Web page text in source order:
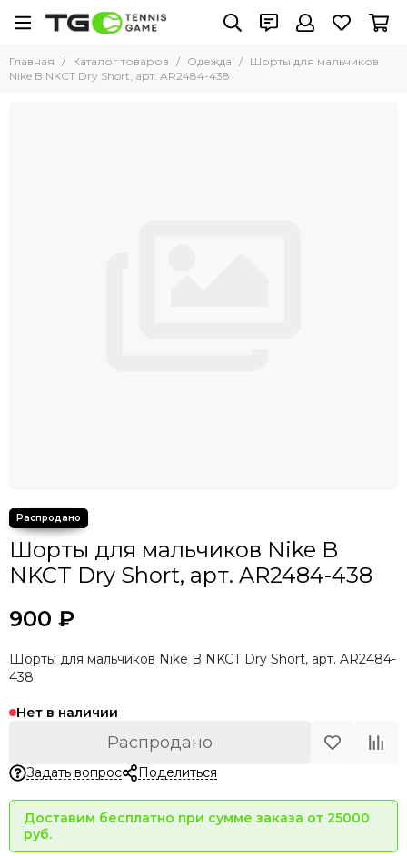
Главная Каталог товаров Одежда
Шорты для мальчиков
Nike B NKCT Dry Short, арт. AR2484-438
Шорты для мальчиков Nike B
NKCT Dry Short, арт. AR2484-438
900 ₽
Шорты для мальчиков Nike B NKCT Dry Short, арт. AR2484-
438
Нет в наличии
Распродано
Задать вопрос Поделиться
Доставим бесплатно при сумме заказа от 25000
руб.